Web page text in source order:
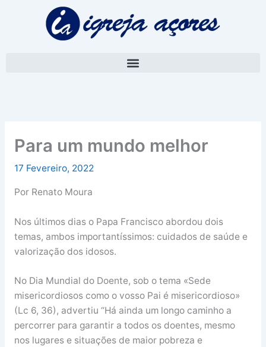
Para um mundo melhor
17 Fevereiro, 2022
Por Renato Moura
Nos últimos dias o Papa Francisco abordou dois
temas, ambos importantíssimos: cuidados de saúde e
valorização dos idosos.
No Dia Mundial do Doente, sob o tema «Sede
misericordiosos como o vosso Pai é misericordioso»
(Lc 6, 36), advertiu “Há ainda um longo caminho a
percorrer para garantir a todos os doentes, mesmo
nos lugares e situações de maior pobreza e